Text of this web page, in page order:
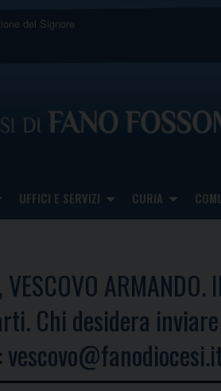
del Signore
UFFICI E SERVIZI CURIA
VESCOVO
Chi desidera